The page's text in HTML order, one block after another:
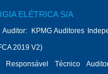
ELÉTRICA S/A
Auditor:
KPMG Auditores
2019 V2)
Responsável Técnico